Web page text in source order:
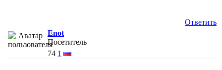
Ответить
Enot
Посетитель
74 1